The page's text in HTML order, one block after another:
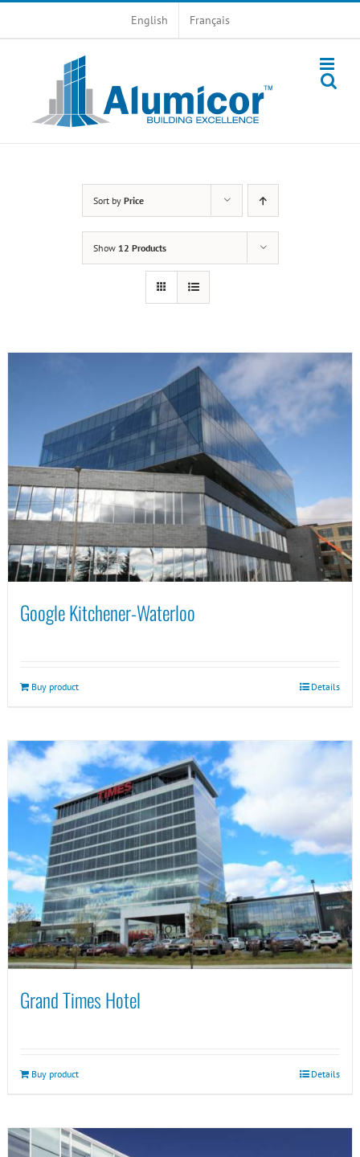
English Français
Sort by Price
Show 12 Products
Google Kitchener-Waterloo
Buy product Details
Grand Times Hotel
Buy product Details